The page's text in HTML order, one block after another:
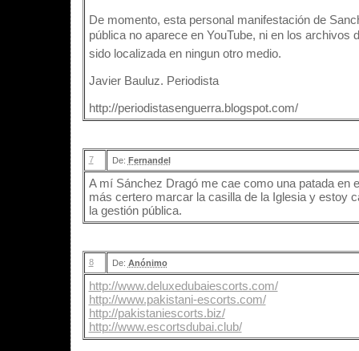
De momento, esta personal manifestación de
pública no aparece en YouTube, ni en los
sido localizada en ningun otro medio.
Javier Bauluz. Periodista
http://periodistasenguerra.blogspot.com/
7 De: Fernandel
A mí Sánchez Dragó me cae como una patada en
más certero marcar la casilla de la Iglesia y estoy
la gestión pública.
8 De: Anónimo
http://www.deluxedubaiescorts.com/
http://www.pakistani-escorts.com/
http://pakistaniescorts.biz/
http://www.escortsdubai.club/